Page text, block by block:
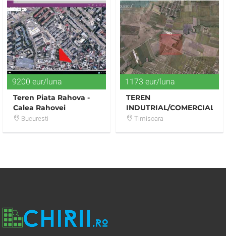
9200 eur/luna
Teren Piata Rahova -
Calea Rahovei
Bucuresti
1173 eur/luna
TEREN
INDUTRIAL/COMERCIAL
Timisoara